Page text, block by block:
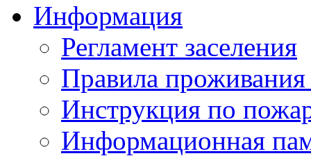
Информация
Регламент заселения
Правила
Инструкция по
Информационная